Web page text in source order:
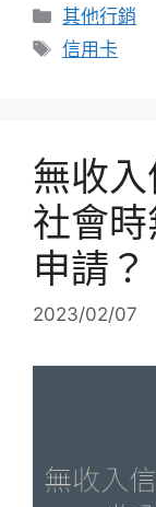
分
類
其他行銷
標
信用卡
無收
社會
申請？
2023/02/07